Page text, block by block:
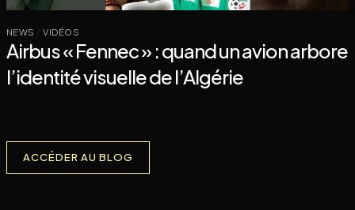
NEWS / VIDÉOS
Airbus « Fennec » : quand un avion arbore
l’identité visuelle de l’Algérie
ACCÉDER AU BLOG